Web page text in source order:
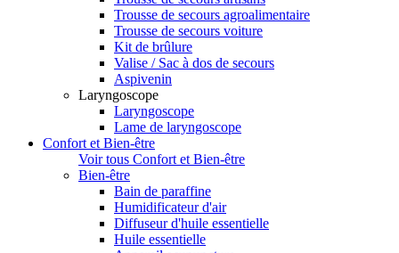
Trousse de secours agroalimentaire
Trousse de secours voiture
Kit de brûlure
Valise / Sac à dos de secours
Aspivenin
Laryngoscope
Laryngoscope
Lame de laryngoscope
Confort et Bien-être
Voir tous Confort et Bien-être
Bien-être
Bain de paraffine
Humidificateur d'air
Diffuseur d'huile essentielle
Huile essentielle